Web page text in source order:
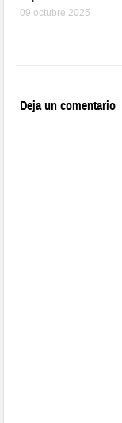
09 octubre 2025
Deja un comentario